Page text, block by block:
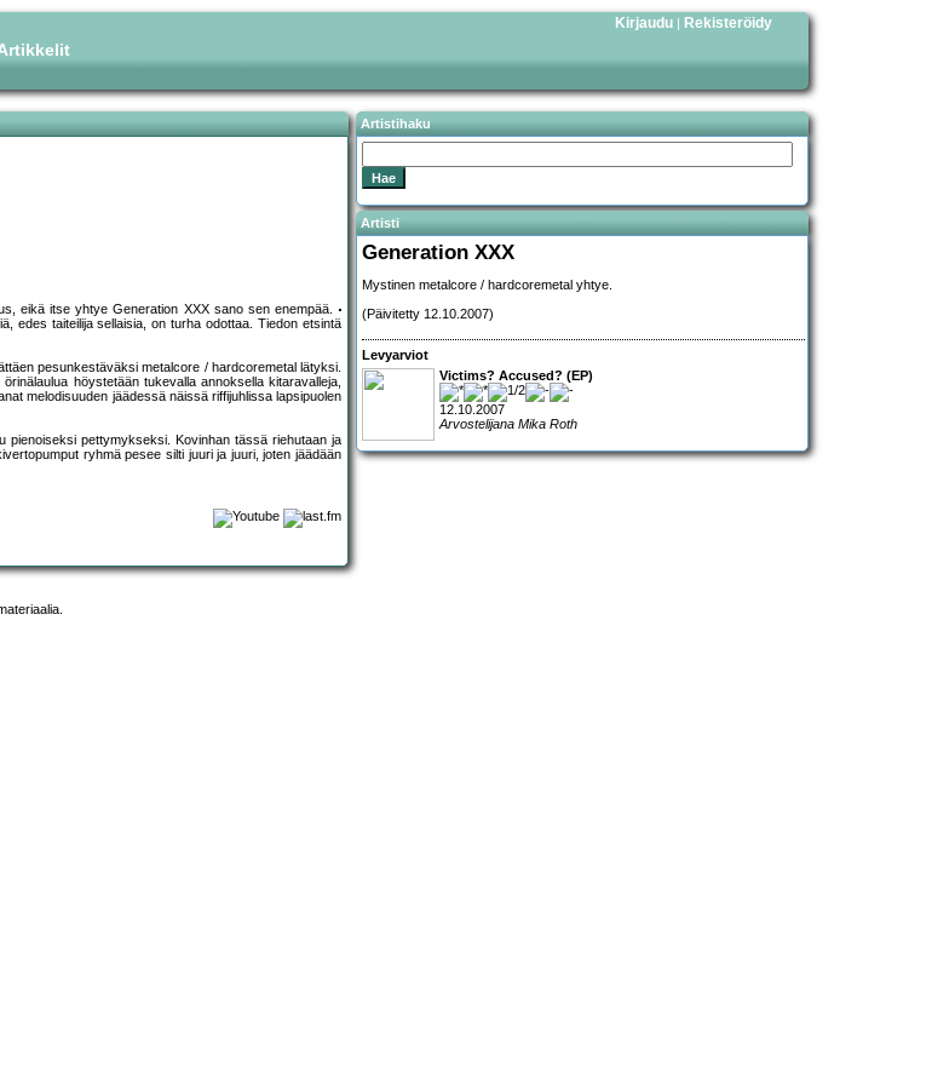
Kirjaudu | Rekisteröidy
eikä itse yhtye Generation XXX sano sen enempää.
edes taiteilija sellaisia, on turha odottaa. Tiedon etsintä
pesunkestäväksi metalcore / hardcoremetal lätyksi.
höystetään tukevalla annoksella kitaravalleja,
melodisuuden jäädessä näissä riffijuhlissa lapsipuolen
pienoiseksi pettymykseksi. Kovinhan tässä riehutaan ja
ryhmä pesee silti juuri ja juuri, joten jäädään
Artistihaku
Artisti
Generation XXX
Mystinen metalcore / hardcoremetal yhtye.
(Päivitetty 12.10.2007)
Levyarviot
Victims? Accused? (EP)
12.10.2007
Arvostelijana Mika Roth